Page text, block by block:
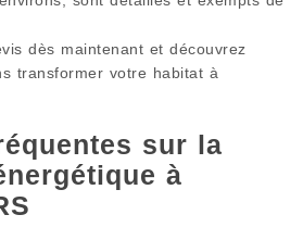
dès maintenant et découvrez
transformer votre habitat à
sur la
à